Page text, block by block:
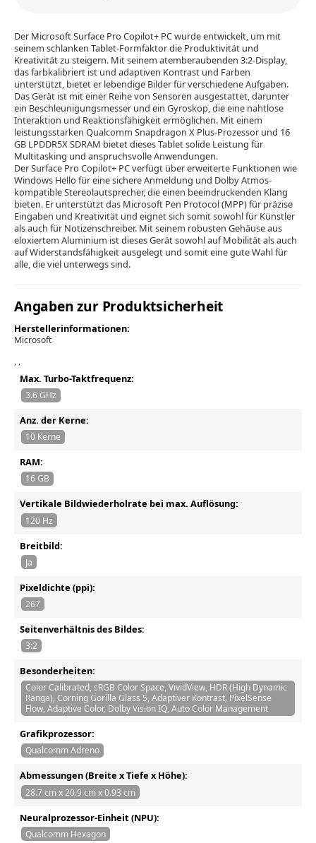
Der Microsoft Surface Pro Copilot+ PC wurde entwickelt, um mit
seinem schlanken Tablet-Formfaktor die Produktivität und
Kreativität zu steigern. Mit seinem atemberaubenden 3:2-Display,
das farbkalibriert ist und adaptiven Kontrast und Farben
unterstützt, bietet er lebendige Bilder für verschiedene Aufgaben.
Das Gerät ist mit einer Reihe von Sensoren ausgestattet, darunter
ein Beschleunigungsmesser und ein Gyroskop, die eine nahtlose
Interaktion und Reaktionsfähigkeit ermöglichen. Mit einem
leistungsstarken Qualcomm Snapdragon X Plus-Prozessor und 16
GB LPDDR5X SDRAM bietet dieses Tablet solide Leistung für
Multitasking und anspruchsvolle Anwendungen.
Der Surface Pro Copilot+ PC verfügt über erweiterte Funktionen wie
Windows Hello für eine sichere Anmeldung und Dolby Atmos-
kompatible Stereolautsprecher, die einen beeindruckenden Klang
bieten. Er unterstützt das Microsoft Pen Protocol (MPP) für präzise
Eingaben und Kreativität und eignet sich somit sowohl für Künstler
als auch für Notizenschreiber. Mit seinem robusten Gehäuse aus
eloxiertem Aluminium ist dieses Gerät sowohl auf Mobilität als auch
auf Widerstandsfähigkeit ausgelegt und somit eine gute Wahl für
alle, die viel unterwegs sind.
Angaben zur Produktsicherheit
Herstellerinformationen:
Microsoft
, ,
Max. Turbo-Taktfrequenz:
3.6 GHz
Anz. der Kerne:
10 Kerne
RAM:
16 GB
Vertikale Bildwiederholrate bei max. Auflösung:
120 Hz
Breitbild:
Ja
Pixeldichte (ppi):
267
Seitenverhältnis des Bildes:
3:2
Besonderheiten:
Color Calibrated, sRGB Color Space, VividView, HDR (High Dynamic
Range), Corning Gorilla Glass 5, Adaptiver Kontrast, PixelSense
Flow, Adaptive Color, Dolby Vision IQ, Auto Color Management
Grafikprozessor:
Qualcomm Adreno
Abmessungen (Breite x Tiefe x Höhe):
28.7 cm x 20.9 cm x 0.93 cm
Neuralprozessor-Einheit (NPU):
Qualcomm Hexagon